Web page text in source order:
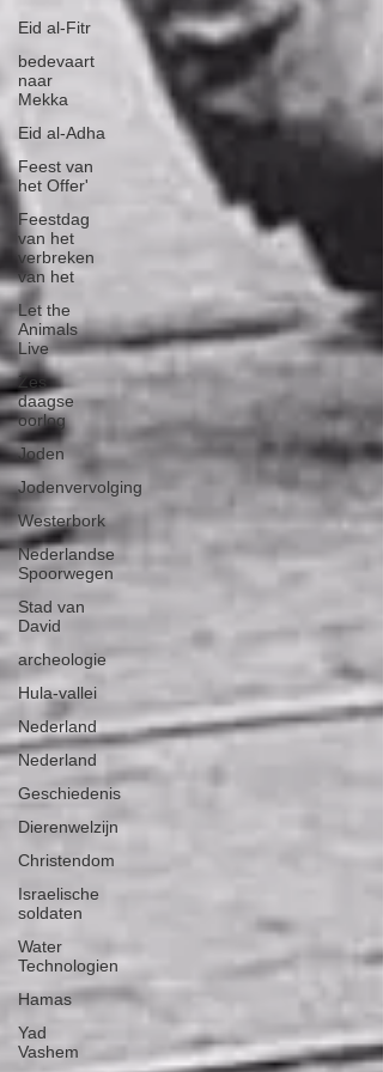
Eid al-Fitr
bedevaart
naar
Mekka
Eid al-Adha
Feest van
het Offer'
Feestdag
van het
verbreken
van het
Let the
Animals
Live
Zes
daagse
oorlog
Joden
Jodenvervolging
Westerbork
Nederlandse
Spoorwegen
Stad van
David
archeologie
Hula-vallei
Nederland
Nederland
Geschiedenis
Dierenwelzijn
Christendom
Israelische
soldaten
Water
Technologien
Hamas
Yad
Vashem